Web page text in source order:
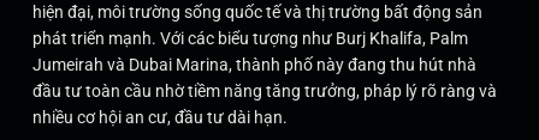
hiện đại, môi trường sống quốc tế và thị trường bất động sản
phát triển mạnh. Với các biểu tượng như Burj Khalifa, Palm
Jumeirah và Dubai Marina, thành phố này đang thu hút nhà
đầu tư toàn cầu nhờ tiềm năng tăng trưởng, pháp lý rõ ràng và
nhiều cơ hội an cư, đầu tư dài hạn.